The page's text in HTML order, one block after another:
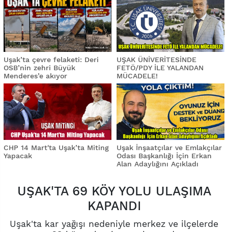
Uşak’ta çevre felaketi: Deri
OSB’nin zehri Büyük
Menderes’e akıyor
UŞAK ÜNİVERİTESİNDE
FETÖ/PDY İLE YALANDAN
MÜCADELE!
CHP 14 Mart'ta Uşak’ta Miting
Yapacak
Uşak İnşaatçılar ve Emlakçılar
Odası Başkanlığı İçin Erkan
Alan Adaylığını Açıkladı
UŞAK'TA 69 KÖY YOLU ULAŞIMA
KAPANDI
Uşak'ta kar yağışı nedeniyle merkez ve ilçelerde